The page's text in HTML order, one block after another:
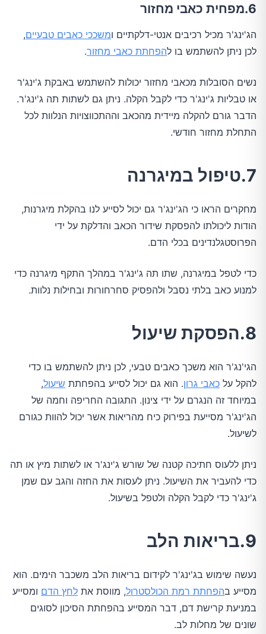
6.מפחית כאבי מחזור
הג'ינג'ר מכיל רכיבים אנטי-דלקתיים ומשככי כאבים טבעיים,
לכן ניתן להשתמש בו להפחתת כאבי מחזור.
נשים הסובלות מכאבי מחזור יכולות להשתמש באבקת ג'ינג'ר
או טבליות ג'ינג'ר כדי לקבל הקלה. ניתן גם לשתות תה ג'ינג'ר.
הדבר גורם להקלה מיידית מהכאב וההתכווצויות הנלוות לכל
התחלת מחזור חודשי.
7.טיפול במיגרנה
מחקרים הראו כי הג'ינג'ר גם יכול לסייע לנו בהקלת מיגרנות,
הודות ליכולתו להפסקת שידור הכאב והדלקת על ידי
הפרוסטגלנדינים בכלי הדם.
כדי לטפל במיגרנה, שתו תה ג'ינג'ר במהלך התקף מיגרנה כדי
למנוע כאב בלתי נסבל ולהפסיק סחרחורות ובחילות נלוות.
8.הפסקת שיעול
הגי'נג'ר הוא משכך כאבים טבעי, לכן ניתן להשתמש בו כדי
להקל על כאבי גרון. הוא גם יכול לסייע בהפחתת שיעול,
במיוחד זה הנגרם על ידי צינון. התגובה החריפה וחמה של
הג'ינג'ר מסייעת בפירוק כיח מהריאות אשר יכול להוות כגורם
לשיעול.
ניתן ללעוס חתיכה קטנה של שורש ג'ינג'ר או לשתות מיץ או תה
כדי להעביר את השיעול. ניתן לעסות את החזה והגב עם שמן
ג'ינג'ר כדי לקבל הקלה ולטפל בשיעול.
9.בריאות הלב
נעשה שימוש בג'ינג'ר לקידום בריאות הלב משכבר הימים. הוא
מסייע בהפחתת רמת הכולסטרול, מווסת את לחץ הדם ומסייע
במניעת קרישת דם, דבר המסייע בהפחתת הסיכון לסוגים
שונים של מחלות לב.